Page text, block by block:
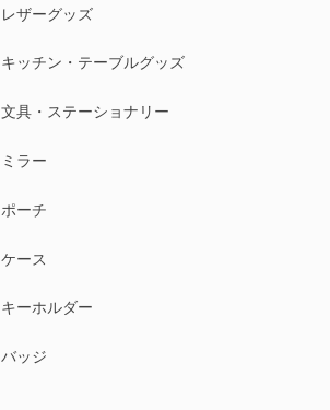
レザーグッズ
キッチン・テーブルグッズ
文具・ステーショナリー
ミラー
ポーチ
ケース
キーホルダー
バッジ